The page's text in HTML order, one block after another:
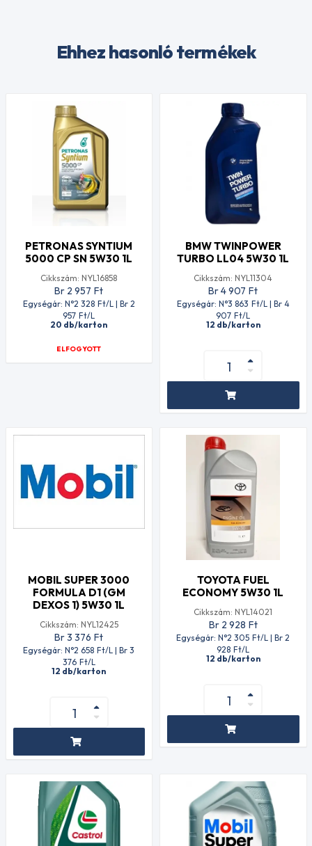
Ehhez hasonló termékek
PETRONAS SYNTIUM
5000 CP SN 5W30 1L
Cikkszám: NYL16858
Br 2 957 Ft
Egységár: N°2 328 Ft/L | Br 2
957 Ft/L
20 db/karton
ELFOGYOTT
BMW TWINPOWER
TURBO LL04 5W30 1L
Cikkszám: NYL11304
Br 4 907 Ft
Egységár: N°3 863 Ft/L | Br 4
907 Ft/L
12 db/karton
MOBIL SUPER 3000
FORMULA D1 (GM
DEXOS 1) 5W30 1L
Cikkszám: NYL12425
Br 3 376 Ft
Egységár: N°2 658 Ft/L | Br 3
376 Ft/L
12 db/karton
TOYOTA FUEL
ECONOMY 5W30 1L
Cikkszám: NYL14021
Br 2 928 Ft
Egységár: N°2 305 Ft/L | Br 2
928 Ft/L
12 db/karton